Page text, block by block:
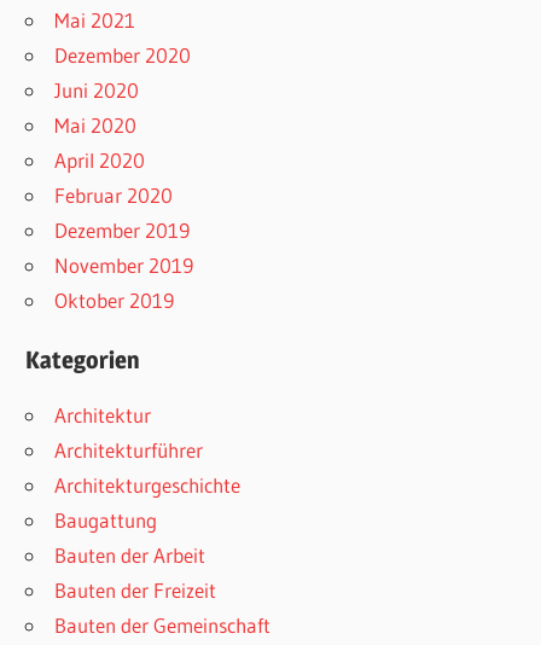
Mai 2021
Dezember 2020
Juni 2020
Mai 2020
April 2020
Februar 2020
Dezember 2019
November 2019
Oktober 2019
Kategorien
Architektur
Architekturführer
Architekturgeschichte
Baugattung
Bauten der Arbeit
Bauten der Freizeit
Bauten der Gemeinschaft